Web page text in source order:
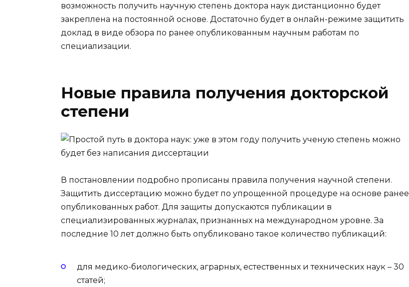
возможность получить научную степень доктора наук дистанционно будет
закреплена на постоянной основе. Достаточно будет в онлайн-режиме защитить
доклад в виде обзора по ранее опубликованным научным работам по
специализации.
Новые правила получения докторской
степени
В постановлении подробно прописаны правила получения научной степени.
Защитить диссертацию можно будет по упрощенной процедуре на основе ранее
опубликованных работ. Для защиты допускаются публикации в
специализированных журналах, признанных на международном уровне. За
последние 10 лет должно быть опубликовано такое количество публикаций:
для медико-биологических, аграрных, естественных и технических наук – 30
статей;